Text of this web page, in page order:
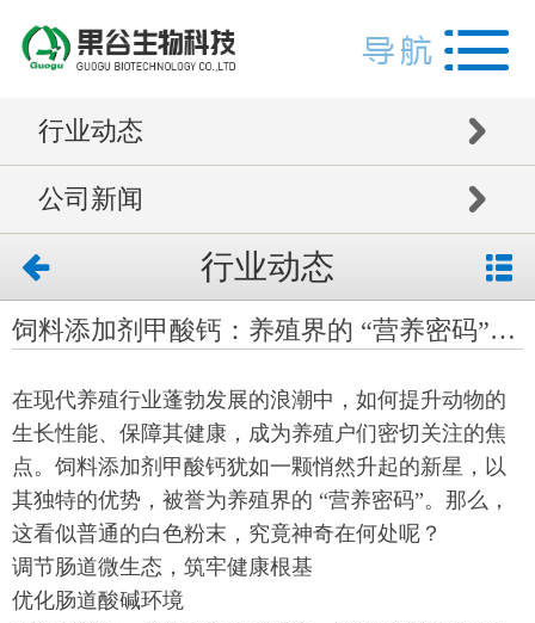
行业动态
公司新闻
行业动态
饲料添加剂甲酸钙：养殖界的 “营养密码”，神奇在哪？
在现代养殖行业蓬勃发展的浪潮中，如何提升动物的
生长性能、保障其健康，成为养殖户们密切关注的焦
点。饲料添加剂甲酸钙犹如一颗悄然升起的新星，以
其独特的优势，被誉为养殖界的 “营养密码”。那么，
这看似普通的白色粉末，究竟神奇在何处呢？
调节肠道微生态，筑牢健康根基
优化肠道酸碱环境